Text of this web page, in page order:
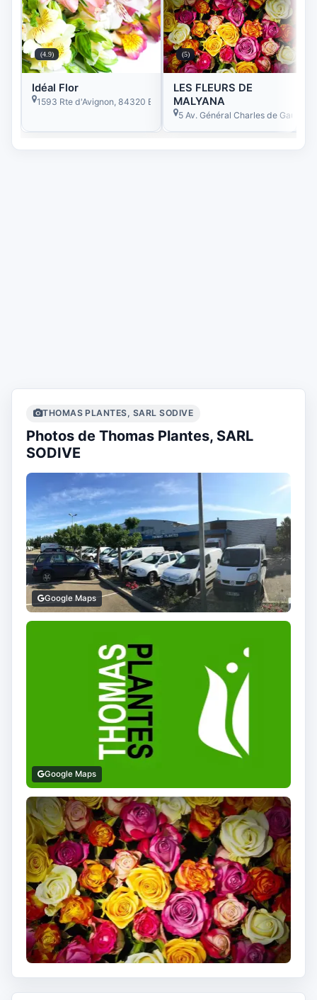
(4.9)
Idéal Flor
1593 Rte d'Avignon, 84320 Entraigues-sur-la-Sorgue, France
(5)
LES FLEURS DE
MALYANA
5 Av. Général Charles de Gaulle,
THOMAS PLANTES, SARL SODIVE
Photos de Thomas Plantes, SARL
SODIVE
Google Maps
Google Maps